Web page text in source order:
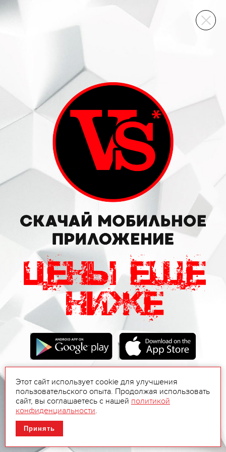
ВИННЫЙ СКЛАД
Этот сайт использует cookie для улучшения
пользовательского опыта. Продолжая использовать
сайт, вы соглашаетесь с нашей политикой
конфиденциальности.
Принять